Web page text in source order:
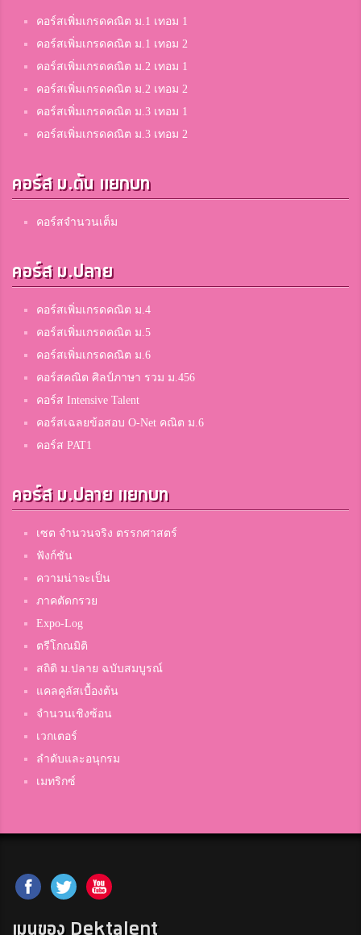
คอร์สเพิ่มเกรดคณิต ม.1 เทอม 1
คอร์สเพิ่มเกรดคณิต ม.1 เทอม 2
คอร์สเพิ่มเกรดคณิต ม.2 เทอม 1
คอร์สเพิ่มเกรดคณิต ม.2 เทอม 2
คอร์สเพิ่มเกรดคณิต ม.3 เทอม 1
คอร์สเพิ่มเกรดคณิต ม.3 เทอม 2
คอร์ส ม.ต้น แยกบท
คอร์สจำนวนเต็ม
คอร์ส ม.ปลาย
คอร์สเพิ่มเกรดคณิต ม.4
คอร์สเพิ่มเกรดคณิต ม.5
คอร์สเพิ่มเกรดคณิต ม.6
คอร์สคณิต ศิลป์ภาษา รวม ม.456
คอร์ส Intensive Talent
คอร์สเฉลยข้อสอบ O-Net คณิต ม.6
คอร์ส PAT1
คอร์ส ม.ปลาย แยกบท
เซต จำนวนจริง ตรรกศาสตร์
ฟังก์ชัน
ความน่าจะเป็น
ภาคตัดกรวย
Expo-Log
ตรีโกณมิติ
สถิติ ม.ปลาย ฉบับสมบูรณ์
แคลคูลัสเบื้องต้น
จำนวนเชิงซ้อน
เวกเตอร์
ลำดับและอนุกรม
เมทริกซ์